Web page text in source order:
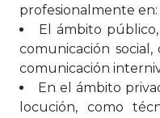
profesionalmente en:
El ámbito
comunicación
comunicación
En el ámbito
locución, como